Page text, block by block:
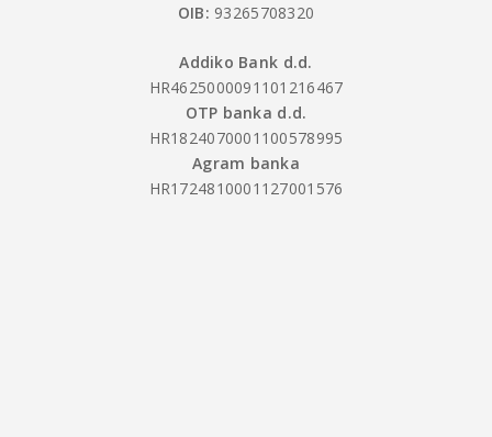
OIB: 93265708320
Addiko Bank d.d.
HR4625000091101216467
OTP banka d.d.
HR1824070001100578995
Agram banka
HR1724810001127001576